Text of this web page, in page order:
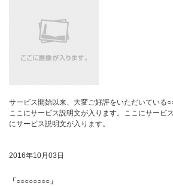
サービス開始以来、大変ご好評をいただいている
ここにサービス説明文が入ります。ここにサービ
にサービス説明文が入ります。
2016年10月03日
「○○○○○○○○」